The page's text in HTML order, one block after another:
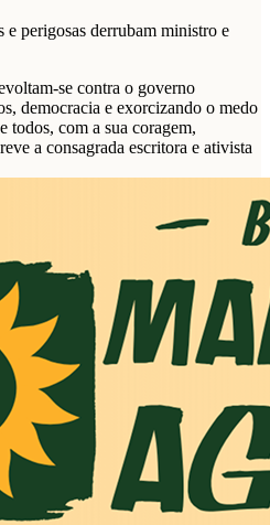
perigosas derrubam ministro e
se contra o governo
democracia e exorcizando o medo
todos, com a sua coragem,
a consagrada escritora e ativista